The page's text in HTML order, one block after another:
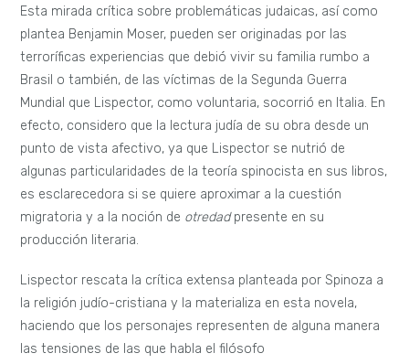
tentada a creer en el Dios humanizado de las religiones y
evoca la oración del Salmo 129 múltiples veces. Sin
embargo, y es este el mensaje que pareciera transmitirnos
Lispector, su protagonista reconsidera esta idea y la
abandona.
Referencias bibliográficas
Lispector, Clarice. Perto do Coração Selvagem
Janeiro: Editora Nova Fronteira, 1980.
Ezcurdia, José. «Amor como caridad y hombre libre que está
a las doctrinas de Spinoza y Nietzsche.»
Conatus
(2011): 57-
Gonçalves, Edvaldo Sapia y Jose Carlos Gimenez. «A mesa